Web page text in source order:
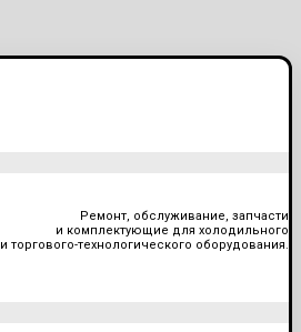
Ремонт, обслуживание, запчасти
и комплектующие для холодильного
и торгового-технологического оборудования.